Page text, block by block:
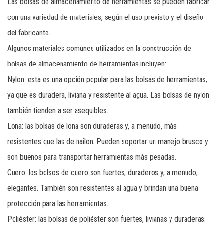
con una variedad de materiales, según el uso previsto y el diseño
del fabricante.
Algunos materiales comunes utilizados en la construcción de
bolsas de almacenamiento de herramientas incluyen:
Nylon: esta es una opción popular para las bolsas de herramientas,
ya que es duradera, liviana y resistente al agua. Las bolsas de nylon
también tienden a ser asequibles.
Lona: las bolsas de lona son duraderas y, a menudo, más
resistentes que las de nailon. Pueden soportar un manejo brusco y
son buenos para transportar herramientas más pesadas.
Cuero: los bolsos de cuero son fuertes, duraderos y, a menudo,
elegantes. También son resistentes al agua y brindan una buena
protección para las herramientas.
Poliéster: las bolsas de poliéster son fuertes, livianas y duraderas.